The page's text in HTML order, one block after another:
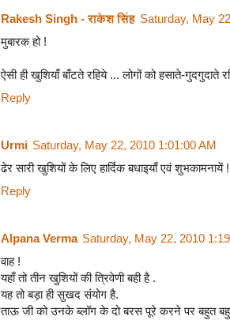
Rakesh Singh - राकेश सिंह Saturday, May
मुबारक हो !
ऐसी ही खुशियाँ बाँटते रहिये ... लोगों को हसाते-गुदगुदाते
Reply
Urmi Saturday, May 22, 2010 1:01:00 AM
ढेर सारी खुशियों के लिए हार्दिक बधाइयाँ एवं शुभकामनायें !
Reply
Alpana Verma Saturday, May 22, 2010
वाह !
यहाँ तो तीन खुशियों की त्रिवेणी बही है .
यह तो बड़ा ही सुखद संयोग है.
ताऊ जी को उनके ब्लॉग के दो बरस पूरे करने पर बहुत